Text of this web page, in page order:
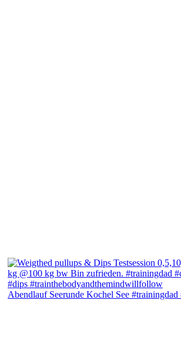
Abendlauf Seerunde Kochel See #trainingdad